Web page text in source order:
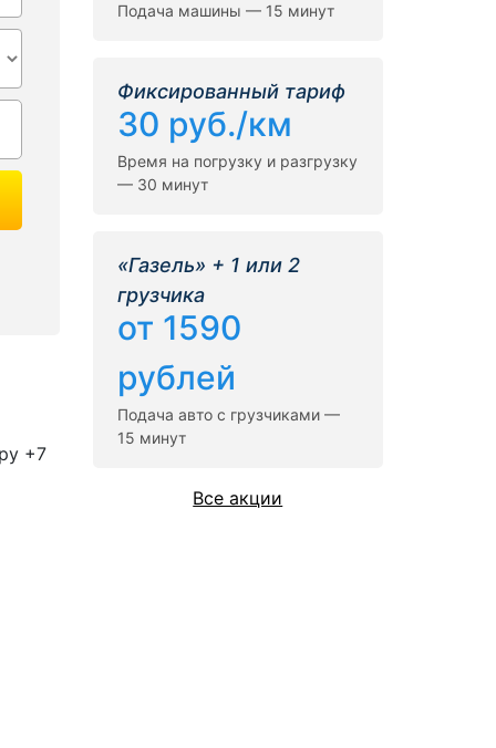
+7
Подача машины — 15 минут
Фиксированный тариф
30 руб./км
Время на погрузку и разгрузку
— 30 минут
«Газель» + 1 или 2
грузчика
от 1590
рублей
Подача авто с грузчиками —
15 минут
Все акции